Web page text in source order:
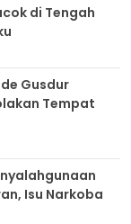
di Tengah
Gusdur
Tempat
Isu Narkoba